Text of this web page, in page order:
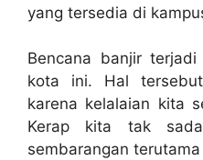
yang tersedia di
Bencana banjir
kota ini. Hal
karena kelalaian kita
Kerap kita tak
sembarangan